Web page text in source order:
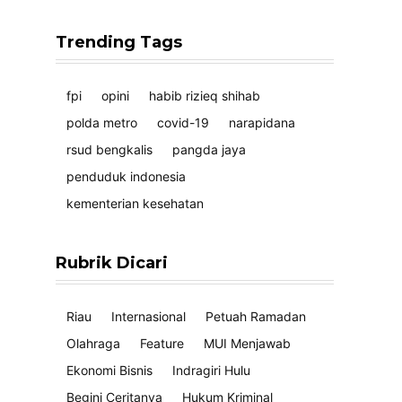
Trending Tags
fpi opini
habib rizieq shihab
polda metro
covid-19
narapidana
rsud bengkalis
pangda jaya
penduduk indonesia
kementerian kesehatan
Rubrik Dicari
Riau Internasional
Petuah Ramadan
Olahraga
Feature
MUI Menjawab
Ekonomi Bisnis
Indragiri Hulu
Begini Ceritanya
Hukum Kriminal